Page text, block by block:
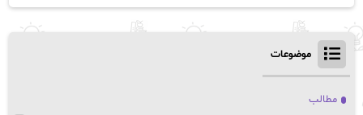
موضوعات
مطالب